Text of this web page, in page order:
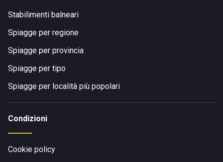
Stabilimenti balneari
Spiagge per regione
Spiagge per provincia
Spiagge per tipo
Spiagge per località più popolari
Condizioni
Cookie policy